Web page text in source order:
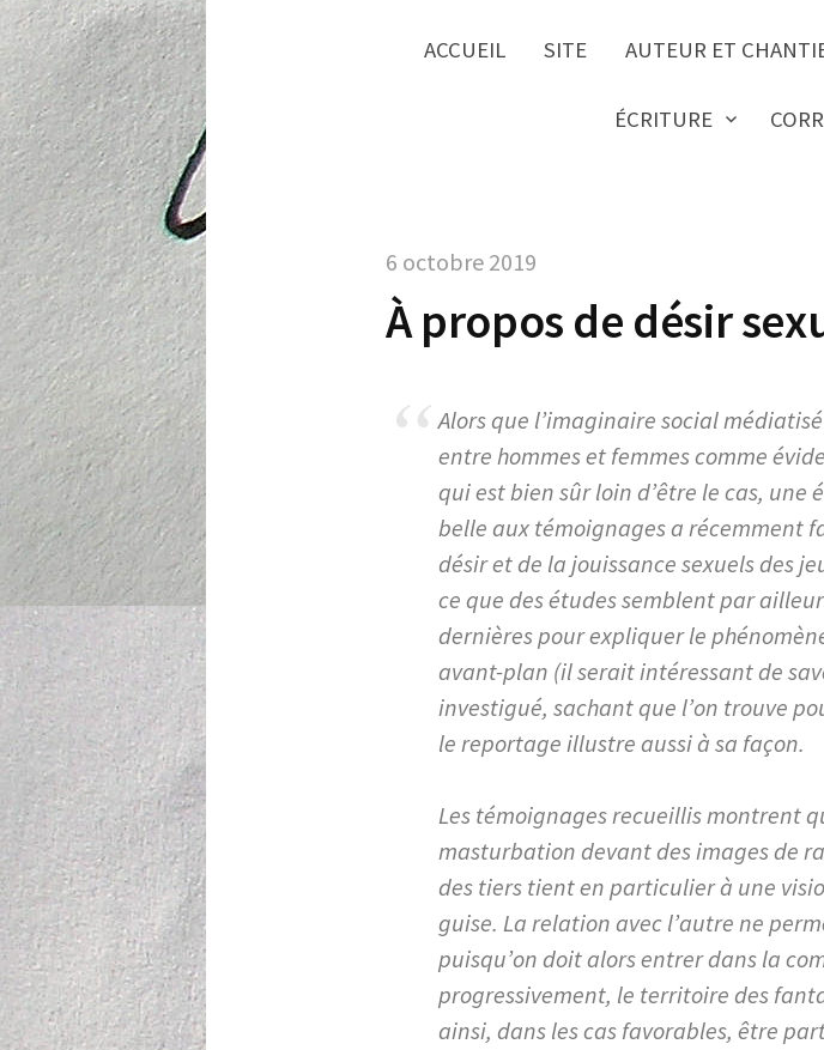
ACCUEIL SITE AUTEUR ET
ÉCRITURE
6 octobre 2019
À propos de désir
Alors que l’imaginaire social
entre hommes et femmes comme
qui est bien sûr loin d’être le cas,
belle aux témoignages a récemment
désir et de la jouissance sexuels des
ce que des études semblent par
dernières pour expliquer le
avant-plan (il serait intéressant de
investigué, sachant que l’on trouve
le reportage illustre aussi à sa façon.
Les témoignages recueillis montrent
masturbation devant des images de
des tiers tient en particulier à une
guise. La relation avec l’autre ne
puisqu’on doit alors entrer dans la
progressivement, le territoire des
ainsi, dans les cas favorables, être